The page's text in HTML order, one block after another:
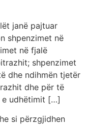
janë pajtuar
shpenzimet në
në fjalë
shpenzimet
dhe ndihmën tjetër
dhe për të
e udhëtimit […]
si përzgjidhen